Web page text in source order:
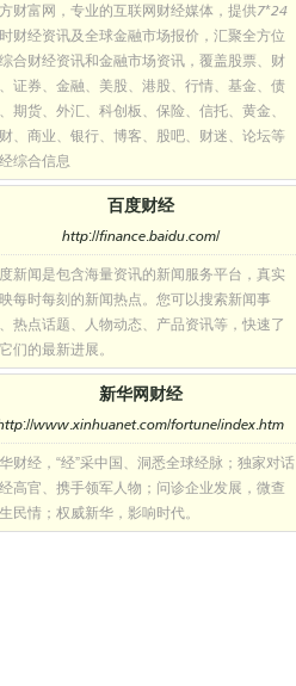
财富网，专业的互联网财经媒体，提供7*24
财经资讯及全球金融市场报价，汇聚全方位
合财经资讯和金融市场资讯，覆盖股票、财
证券、金融、美股、港股、行情、基金、债
期货、外汇、科创板、保险、信托、黄金、
、商业、银行、博客、股吧、财迷、论坛等
综合信息
百度财经
http://finance.baidu.com/
新闻是包含海量资讯的新闻服务平台，真实
每时每刻的新闻热点。您可以搜索新闻事
热点话题、人物动态、产品资讯等，快速了
们的最新进展。
新华网财经
www.xinhuanet.com/fortune/index.htm
财经，“经”采中国、洞悉全球经脉；独家对话
高官、携手领军人物；问诊企业发展，微查
民情；权威新华，影响时代。